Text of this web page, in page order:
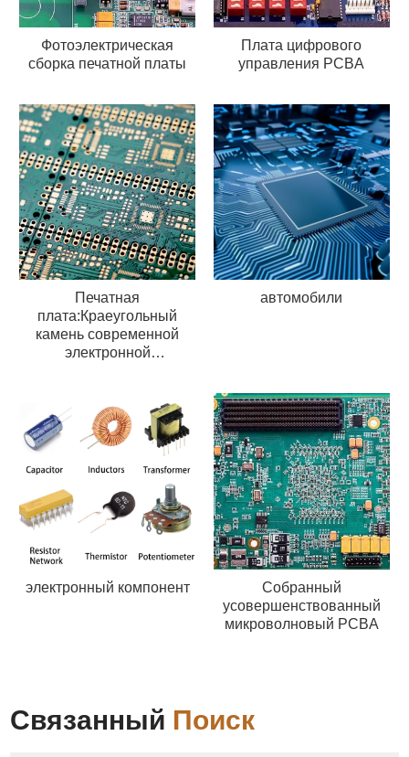
Фотоэлектрическая
сборка печатной платы
Плата цифрового
управления PCBA
Печатная
плата:Краеугольный
камень современной
электронной
автомобили
электронный компонент
Собранный
усовершенствованный
микроволновый PCBA
Связанный Поиск